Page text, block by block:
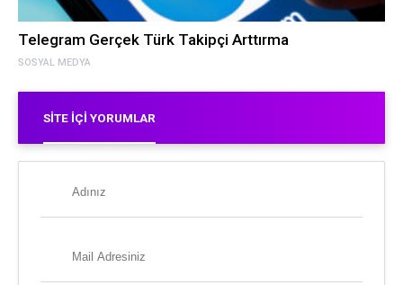
SOSYAL MEDYA
Telegram Gerçek Türk Takipçi Arttırma
SITE İÇI YORUMLAR